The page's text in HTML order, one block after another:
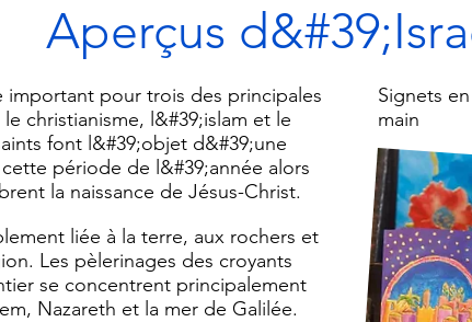
Aperçus
important pour trois des principales
christianisme, l&#39;islam et le
font l&#39;objet d&#39;une
période de l&#39;année alors
la naissance de Jésus-Christ.
liée à la terre, aux rochers et
Les pèlerinages des croyants
se concentrent principalement
Nazareth et la mer de Galilée.
Signets
main